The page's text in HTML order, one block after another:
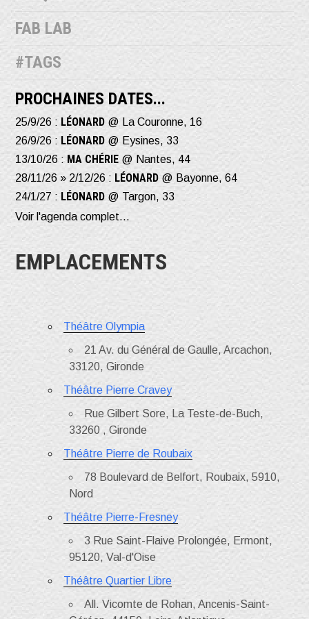
FAB LAB
#TAGS
PROCHAINES DATES...
25/9/26 : LÉONARD @ La Couronne, 16
26/9/26 : LÉONARD @ Eysines, 33
13/10/26 : MA CHÉRIE @ Nantes, 44
28/11/26 » 2/12/26 : LÉONARD @ Bayonne, 64
24/1/27 : LÉONARD @ Targon, 33
Voir l'agenda complet...
EMPLACEMENTS
Théâtre Olympia
21 Av. du Général de Gaulle, Arcachon,
33120, Gironde
Théâtre Pierre Cravey
Rue Gilbert Sore, La Teste-de-Buch,
33260 , Gironde
Théâtre Pierre de Roubaix
78 Boulevard de Belfort, Roubaix, 5910,
Nord
Théâtre Pierre-Fresney
3 Rue Saint-Flaive Prolongée, Ermont,
95120, Val-d'Oise
Théâtre Quartier Libre
All. Vicomte de Rohan, Ancenis-Saint-